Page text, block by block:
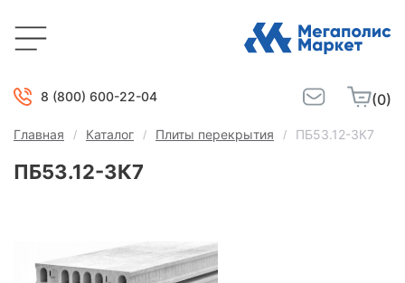
8 (800) 600-22-04 (0)
Главная Каталог Плиты перекрытия ПБ53.12-3К7
ПБ53.12-3К7